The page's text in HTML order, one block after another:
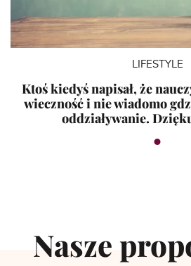
LIFESTYLE
Ktoś kiedyś napisał, że
wieczność i nie wiadomo
oddziaływanie.
Nasze